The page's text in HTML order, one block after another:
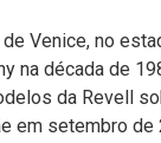
Venice, no
na década de
da Revell
em setembro de